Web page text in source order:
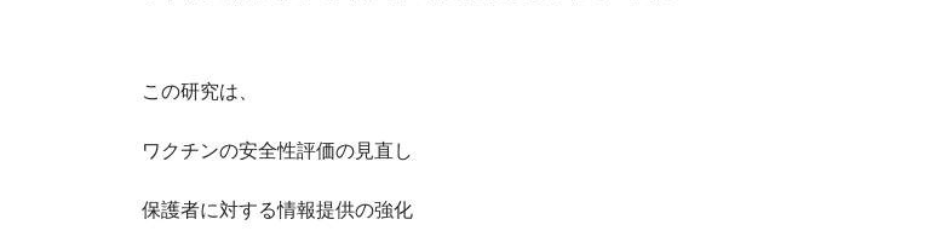
この研究は、
ワクチンの安全性評価の見直し
保護者に対する情報提供の強化